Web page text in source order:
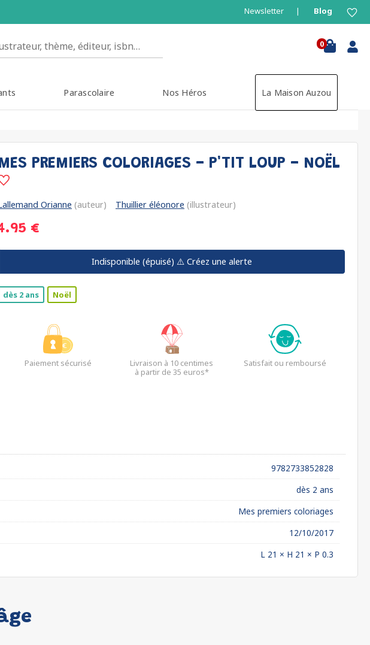
Newsletter Blog
0
Parascolaire Nos Héros La Maison Auzou
PREMIERS COLORIAGES - P'TIT LOUP - NOËL
Orianne (auteur) Thuillier éléonore (illustrateur)
€
Indisponible (épuisé) ⚠️ Créez une alerte
dès 2 ans Noël
Paiement sécurisé
Livraison à 10 centimes
à partir de 35 euros*
Satisfait ou remboursé
9782733852828
dès 2 ans
Mes premiers coloriages
12/10/2017
L 21 × H 21 × P 0.3